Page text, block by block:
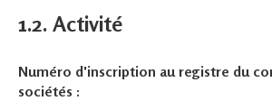
1.2. Activité
Numéro d'inscription au registre du
sociétés :